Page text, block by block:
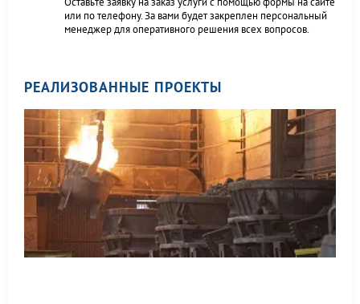
или по телефону. За вами будет закреплен персональный
менеджер для оперативного решения всех вопросов.
РЕАЛИЗОВАННЫЕ ПРОЕКТЫ